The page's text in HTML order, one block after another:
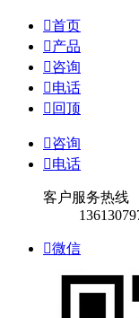
首页
产品
咨询
电话
 回顶
咨询
电话
客户服务热线
微信